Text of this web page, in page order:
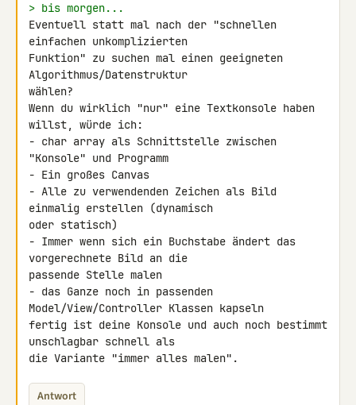
> bis morgen...
Eventuell statt mal nach der "schnellen
einfachen unkomplizierten
Funktion" zu suchen mal einen geeigneten
Algorithmus/Datenstruktur
wählen?
Wenn du wirklich "nur" eine Textkonsole haben
willst, würde ich:
- char array als Schnittstelle zwischen
"Konsole" und Programm
- Ein großes Canvas
- Alle zu verwendenden Zeichen als Bild
einmalig erstellen (dynamisch
oder statisch)
- Immer wenn sich ein Buchstabe ändert das
vorgerechnete Bild an die
passende Stelle malen
- das Ganze noch in passenden
Model/View/Controller Klassen kapseln
fertig ist deine Konsole und auch noch bestimmt
unschlagbar schnell als
die Variante "immer alles malen".
Antwort